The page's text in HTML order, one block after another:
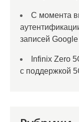
С момента
записей
Infinix Zero
с поддержкой